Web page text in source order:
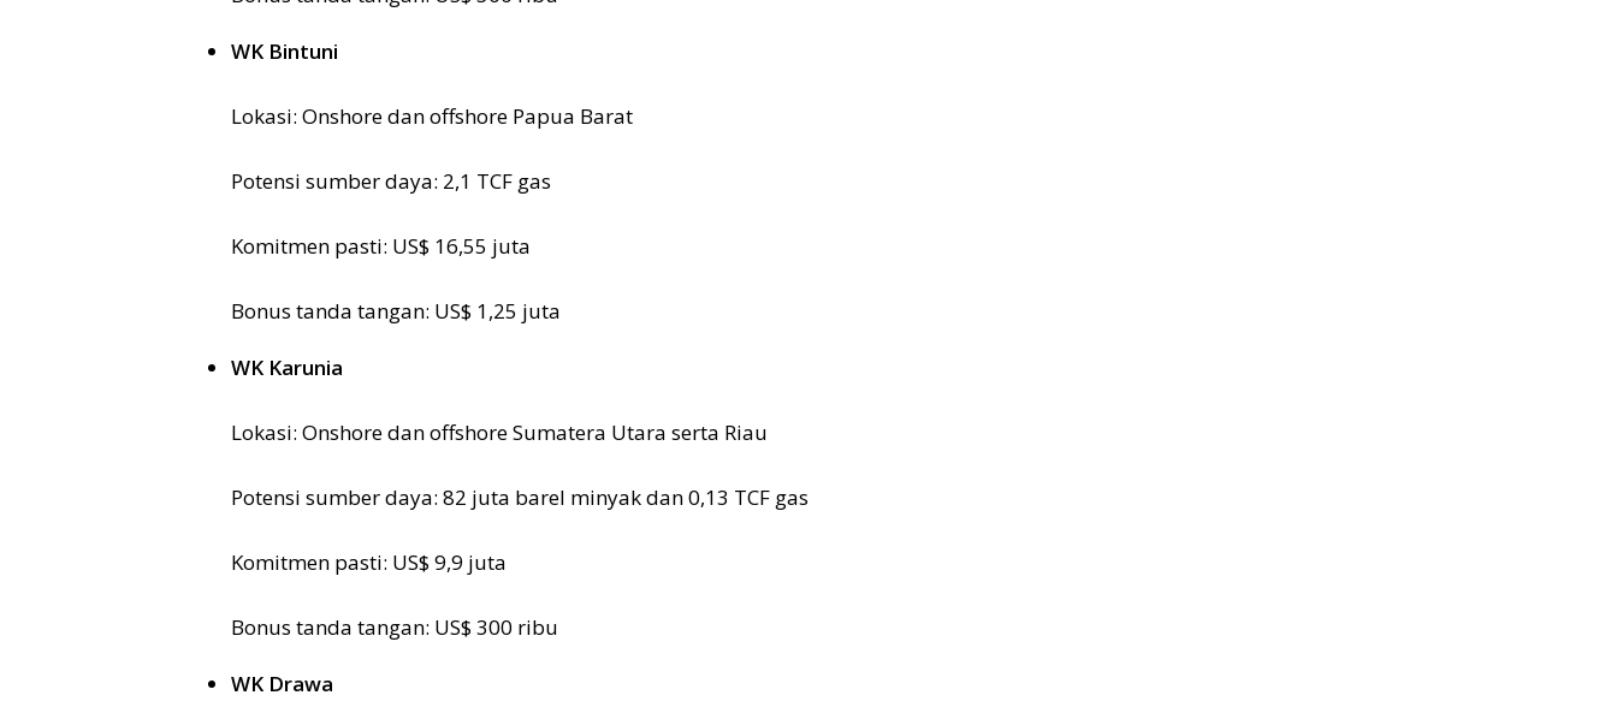
WK Bintuni
Lokasi: Onshore dan offshore Papua Barat
Potensi sumber daya: 2,1 TCF gas
Komitmen pasti: US$ 16,55 juta
Bonus tanda tangan: US$ 1,25 juta
WK Karunia
Lokasi: Onshore dan offshore Sumatera Utara serta Riau
Potensi sumber daya: 82 juta barel minyak dan 0,13 TCF gas
Komitmen pasti: US$ 9,9 juta
Bonus tanda tangan: US$ 300 ribu
WK Drawa